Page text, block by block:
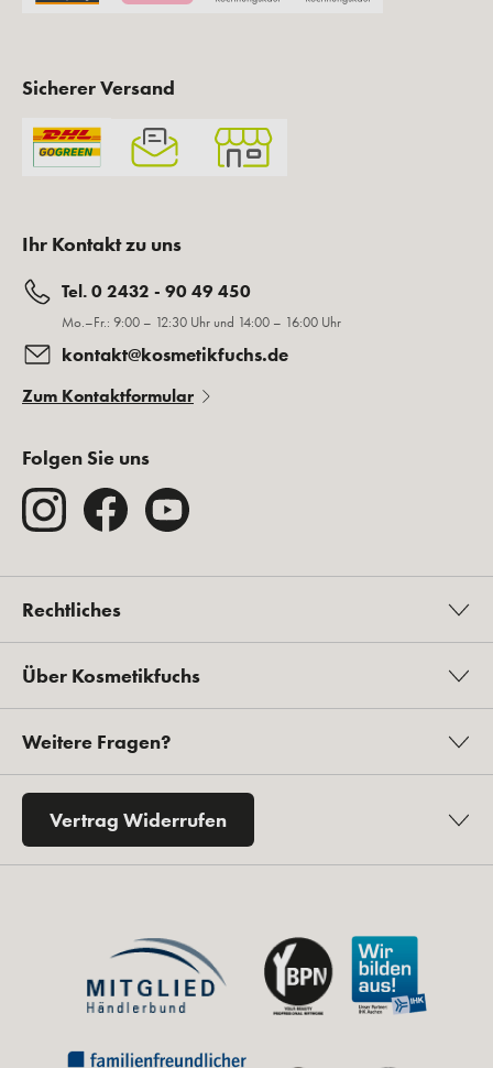
Sicherer Versand
Ihr Kontakt zu uns
Tel. 0 2432 - 90 49 450
Mo.–Fr.: 9:00 – 12:30 Uhr und 14:00 – 16:00 Uhr
kontakt@kosmetikfuchs.de
Zum Kontaktformular
Folgen Sie uns
Rechtliches
Über Kosmetikfuchs
Weitere Fragen?
Vertrag Widerrufen